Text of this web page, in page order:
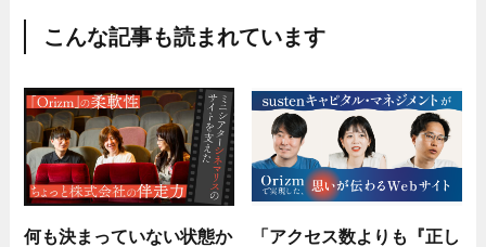
こんな記事も読まれています
何も決まっていない状態か
「アクセス数よりも『正し